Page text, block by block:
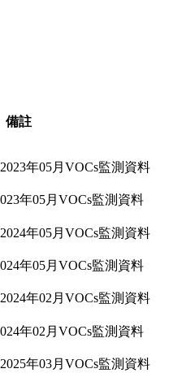
備註
2023年05月VOCs監測資料
年05月VOCs監測資料
2024年05月VOCs監測資料
年05月VOCs監測資料
2024年02月VOCs監測資料
年02月VOCs監測資料
2025年03月VOCs監測資料